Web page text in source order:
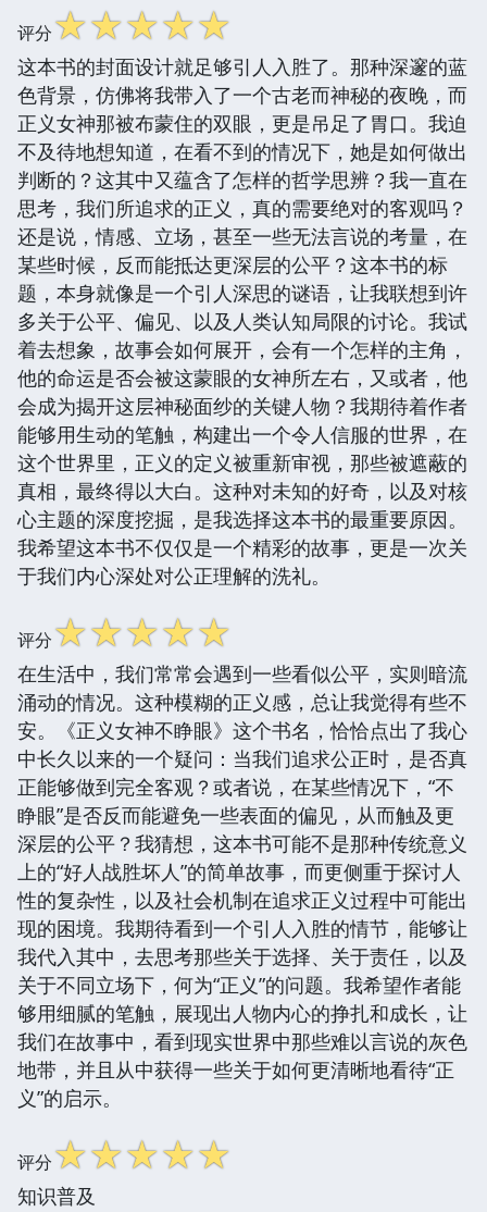
评分☆☆☆☆☆
这本书的封面设计就足够引人入胜了。那种深邃的蓝
色背景，仿佛将我带入了一个古老而神秘的夜晚，而
正义女神那被布蒙住的双眼，更是吊足了胃口。我迫
不及待地想知道，在看不到的情况下，她是如何做出
判断的？这其中又蕴含了怎样的哲学思辨？我一直在
思考，我们所追求的正义，真的需要绝对的客观吗？
还是说，情感、立场，甚至一些无法言说的考量，在
某些时候，反而能抵达更深层的公平？这本书的标
题，本身就像是一个引人深思的谜语，让我联想到许
多关于公平、偏见、以及人类认知局限的讨论。我试
着去想象，故事会如何展开，会有一个怎样的主角，
他的命运是否会被这蒙眼的女神所左右，又或者，他
会成为揭开这层神秘面纱的关键人物？我期待着作者
能够用生动的笔触，构建出一个令人信服的世界，在
这个世界里，正义的定义被重新审视，那些被遮蔽的
真相，最终得以大白。这种对未知的好奇，以及对核
心主题的深度挖掘，是我选择这本书的最重要原因。
我希望这本书不仅仅是一个精彩的故事，更是一次关
于我们内心深处对公正理解的洗礼。
评分☆☆☆☆☆
在生活中，我们常常会遇到一些看似公平，实则暗流
涌动的情况。这种模糊的正义感，总让我觉得有些不
安。《正义女神不睁眼》这个书名，恰恰点出了我心
中长久以来的一个疑问：当我们追求公正时，是否真
正能够做到完全客观？或者说，在某些情况下，“不
睁眼”是否反而能避免一些表面的偏见，从而触及更
深层的公平？我猜想，这本书可能不是那种传统意义
上的“好人战胜坏人”的简单故事，而更侧重于探讨人
性的复杂性，以及社会机制在追求正义过程中可能出
现的困境。我期待看到一个引人入胜的情节，能够让
我代入其中，去思考那些关于选择、关于责任，以及
关于不同立场下，何为“正义”的问题。我希望作者能
够用细腻的笔触，展现出人物内心的挣扎和成长，让
我们在故事中，看到现实世界中那些难以言说的灰色
地带，并且从中获得一些关于如何更清晰地看待“正
义”的启示。
评分☆☆☆☆☆
知识普及